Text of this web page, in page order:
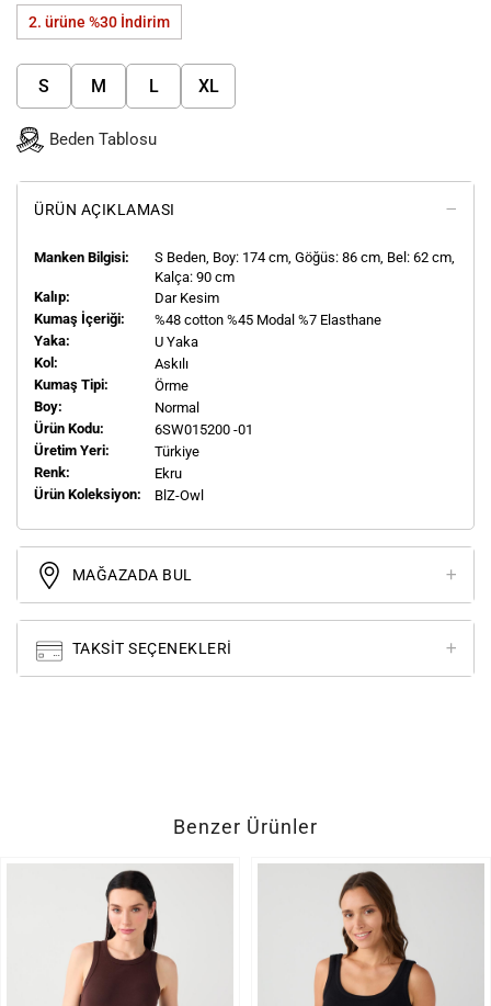
2. ürüne %30 İndirim
S M L XL
Beden Tablosu
ÜRÜN AÇIKLAMASI
Manken Bilgisi: S Beden, Boy: 174 cm, Göğüs: 86 cm, Bel: 62 cm,
Kalça: 90 cm
Kalıp:
Dar Kesim
Kumaş İçeriği:
%48 cotton %45 Modal %7 Elasthane
Yaka:
U Yaka
Kol:
Askılı
Kumaş Tipi:
Örme
Boy:
Normal
Ürün Kodu:
6SW015200 -01
Üretim Yeri:
Türkiye
Renk:
Ekru
Ürün Koleksiyon:
BlZ-Owl
MAĞAZADA BUL
TAKSIT SEÇENEKLERI
Benzer Ürünler